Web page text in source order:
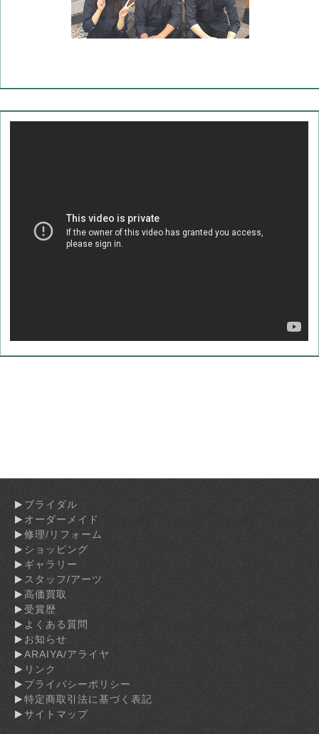
ブライダル
オーダーメイド
修理/リフォーム
ショッピング
ギャラリー
スタッフ/アーツ
高価買取
受賞歴
よくある質問
お知らせ
ARAIYA/アライヤ
リンク
プライバシーポリシー
特定商取引法に基づく表記
サイトマップ